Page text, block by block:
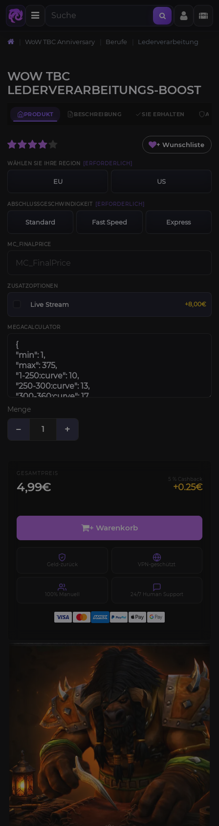
WoW TBC Anniversary Berufe Lederverarbeitung
WOW TBC
LEDERVERARBEITUNGS-BOOST
PRODUKT BESCHREIBUNG SIE ERHALTEN
+ Wunschliste
WÄHLEN SIE IHRE REGION [ERFORDERLICH]
EU US
ABSCHLUSSGESCHWINDIGKEIT [ERFORDERLICH]
Standard Fast Speed Express
MC_FINALPRICE
ZUSATZOPTIONEN
Live Stream +8,00€
MEGACALCULATOR
Menge
− +
GESAMTPREIS
4,99€
5 % Cashback
+0.25€
+ Warenkorb
Geld-zurück VPN-geschützt
100% Manuell 24/7 Human Support